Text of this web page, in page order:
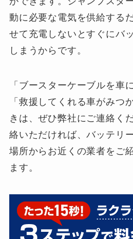
動に必要な電気を供給する
せて充電しないとすぐにバ
しまうからです。
「ブースターケーブルを車
「救援してくれる車がみつ
きは、ぜひ弊社にご連絡く
絡いただければ、バッテリ
場所からお近くの業者をご
ます。